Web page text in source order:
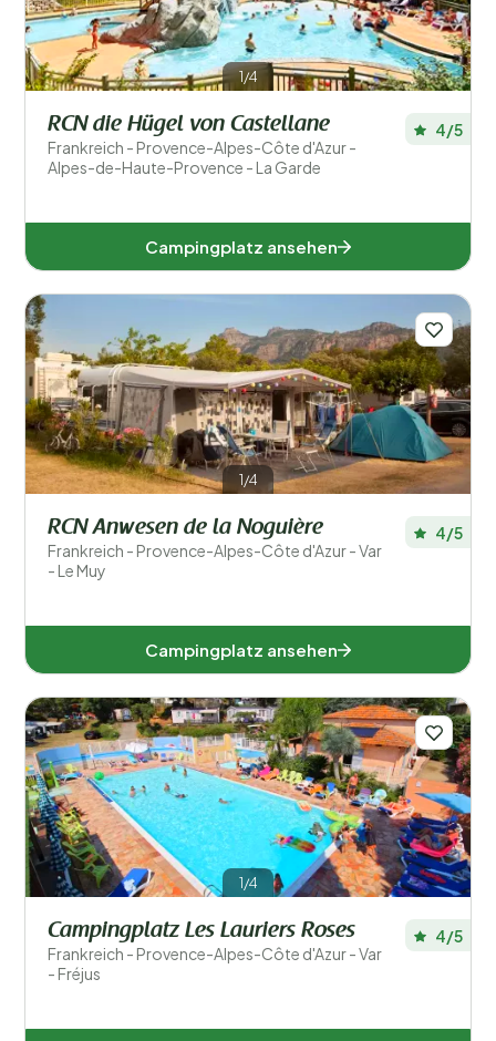
1/4
RCN die Hügel von Castellane
Frankreich - Provence-Alpes-Côte d'Azur -
Alpes-de-Haute-Provence - La Garde
4/5
Campingplatz ansehen
1/4
RCN Anwesen de la Noguière
Frankreich - Provence-Alpes-Côte d'Azur - Var
- Le Muy
4/5
Campingplatz ansehen
1/4
Campingplatz Les Lauriers Roses
Frankreich - Provence-Alpes-Côte d'Azur - Var
- Fréjus
4/5